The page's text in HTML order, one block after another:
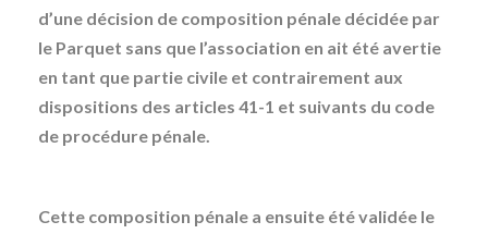
d’une décision de composition pénale décidée par
le Parquet sans que l’association en ait été avertie
en tant que partie civile et contrairement aux
dispositions des articles 41-1 et suivants du code
de procédure pénale.
Cette composition pénale a ensuite été validée le